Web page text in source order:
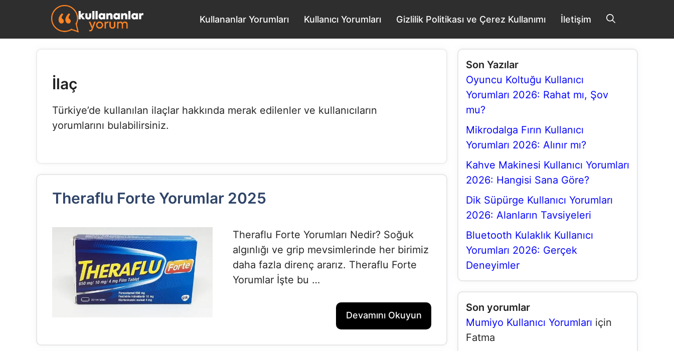
Kullananlar Yorumları Kullanıcı Yorumları Gizlilik Politikası ve Çerez Kullanımı İletişim
İlaç
Türkiye’de kullanılan ilaçlar hakkında merak edilenler ve kullanıcıların
yorumlarını bulabilirsiniz.
Theraflu Forte Yorumlar 2025
Theraflu Forte Yorumları Nedir? Soğuk
algınlığı ve grip mevsimlerinde her birimiz
daha fazla direnç ararız. Theraflu Forte
Yorumlar İşte bu …
Devamını Okuyun
Son Yazılar
Oyuncu Koltuğu Kullanıcı
Yorumları 2026: Rahat mı, Şov
mu?
Mikrodalga Fırın Kullanıcı
Yorumları 2026: Alınır mı?
Kahve Makinesi Kullanıcı Yorumları
2026: Hangisi Sana Göre?
Dik Süpürge Kullanıcı Yorumları
2026: Alanların Tavsiyeleri
Bluetooth Kulaklık Kullanıcı
Yorumları 2026: Gerçek
Deneyimler
Son yorumlar
Mumiyo Kullanıcı Yorumları için
Fatma